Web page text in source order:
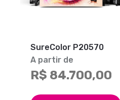
SureColor P20570
A partir de
R$ 84.700,00